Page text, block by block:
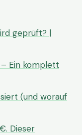
geprüft? |
Ein komplett
(und worauf
Dieser